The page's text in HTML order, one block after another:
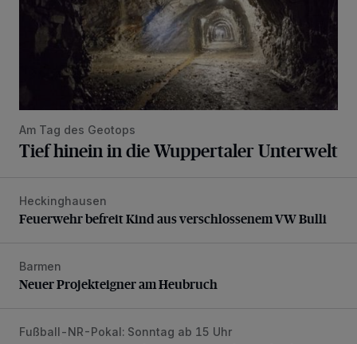
Am Tag des Geotops
Tief hinein in die Wuppertaler Unterwelt
Feuerwehr befreit Kind aus verschlossenem VW Bulli
Heckinghausen
Feuerwehr befreit Kind aus verschlossenem VW Bulli
Neuer Projekteigner am Heubruch
Barmen
Neuer Projekteigner am Heubruch
Liveticker: Wuppertaler SV – SpVg. Schonnebeck
Fußball-NR-Pokal: Sonntag ab 15 Uhr